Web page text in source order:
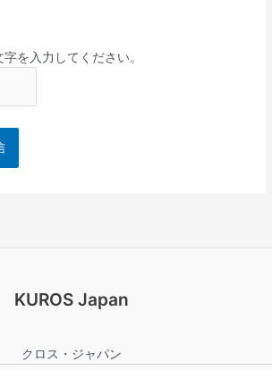
字を入力してください。
KUROS Japan
クロス・ジャパン